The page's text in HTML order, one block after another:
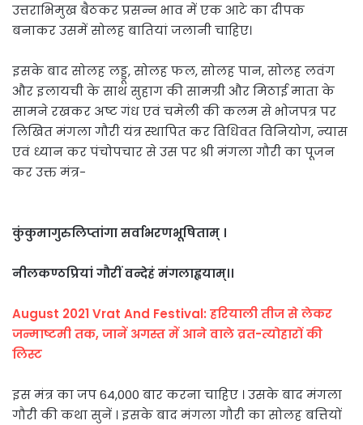
उत्तराभिमुख बैठकर प्रसन्न भाव में एक आटे का दीपक
बनाकर उसमें सोलह बातियां जलानी चाहिए।
इसके बाद सोलह लड्डू, सोलह फल, सोलह पान, सोलह लवंग
और इलायची के साथ सुहाग की सामग्री और मिठाई माता के
सामने रखकर अष्ट गंध एवं चमेली की कलम से भोजपत्र पर
लिखित मंगला गौरी यंत्र स्थापित कर विधिवत विनियोग, न्यास
एवं ध्यान कर पंचोपचार से उस पर श्री मंगला गौरी का पूजन
कर उक्त मंत्र-
कुंकुमागुरुलिप्तांगा सर्वाभरणभूषिताम् ।
नीलकण्ठप्रियां गौरीं वन्देहं मंगलाह्वयाम्।।
August 2021 Vrat And Festival: हरियाली तीज से लेकर
जन्माष्टमी तक, जानें अगस्त में आने वाले व्रत-त्योहारों की
लिस्ट
इस मंत्र का जप 64,000 बार करना चाहिए । उसके बाद मंगला
गौरी की कथा सुनें । इसके बाद मंगला गौरी का सोलह बत्तियों